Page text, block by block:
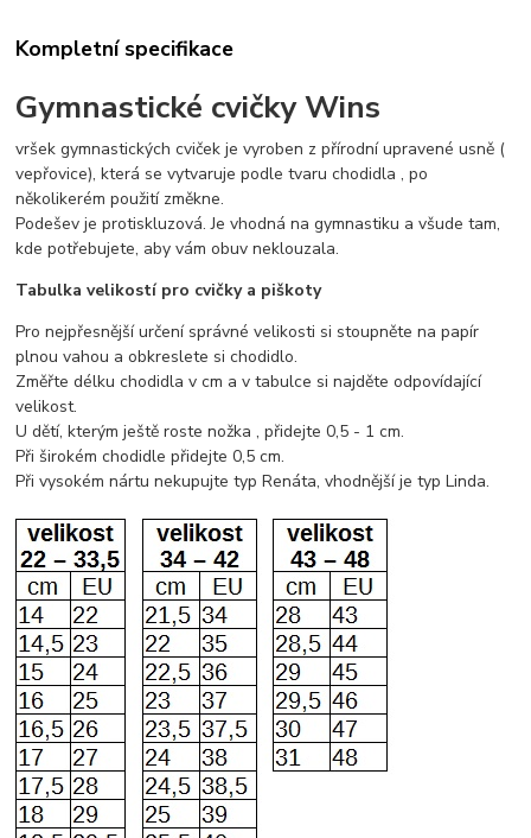
Kompletní specifikace
Gymnastické cvičky Wins
vršek gymnastických cviček je vyroben z přírodní upravené usně (
vepřovice), která se vytvaruje podle tvaru chodidla , po
několikerém použití změkne.
Podešev je protiskluzová. Je vhodná na gymnastiku a všude tam,
kde potřebujete, aby vám obuv neklouzala.
Tabulka velikostí pro cvičky a piškoty
Pro nejpřesnější určení správné velikosti si stoupněte na papír
plnou vahou a obkreslete si chodidlo.
Změřte délku chodidla v cm a v tabulce si najděte odpovídající
velikost.
U dětí, kterým ještě roste nožka , přidejte 0,5 - 1 cm.
Při širokém chodidle přidejte 0,5 cm.
Při vysokém nártu nekupujte typ Renáta, vhodnější je typ Linda.